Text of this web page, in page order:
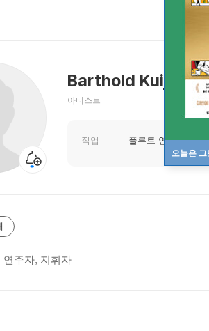
오늘은
Barthold Kuijken
아티스트
직업 플루트 연주자
연주자, 지휘자